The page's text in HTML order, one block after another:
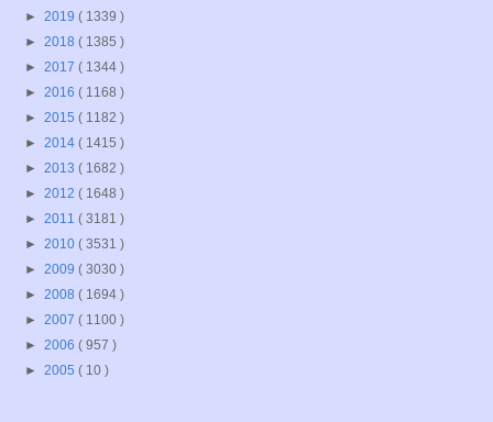
► 2019 ( 1339 )
► 2018 ( 1385 )
► 2017 ( 1344 )
► 2016 ( 1168 )
► 2015 ( 1182 )
► 2014 ( 1415 )
► 2013 ( 1682 )
► 2012 ( 1648 )
► 2011 ( 3181 )
► 2010 ( 3531 )
► 2009 ( 3030 )
► 2008 ( 1694 )
► 2007 ( 1100 )
► 2006 ( 957 )
► 2005 ( 10 )